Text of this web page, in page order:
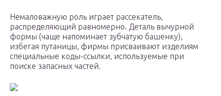
Немаловажную роль играет рассекатель,
распределяющий равномерно. Деталь вычурной
формы (чаще напоминает зубчатую башенку),
избегая путаницы, фирмы присваивают изделиям
специальные коды-ссылки, используемые при
поиске запасных частей.